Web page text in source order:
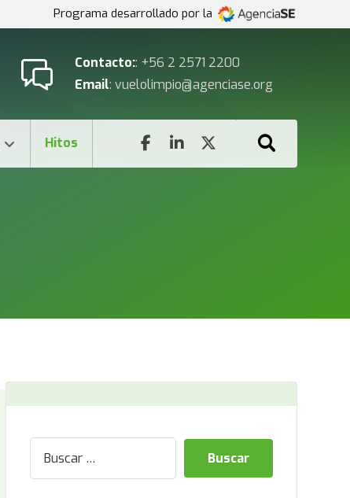
Programa desarrollado por la
Contacto:: +56 2 2571 2200
Email: vuelolimpio@agenciase.org
Hitos